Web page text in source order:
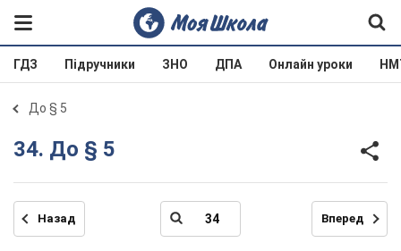
ГДЗ Підручники ЗНО ДПА Онлайн уроки
До § 5
34. До § 5
Назад Вперед